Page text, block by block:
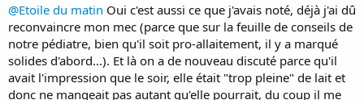
@Etoile du matin Oui c'est aussi ce que j'avais noté, déjà j'ai dû
reconvaincre mon mec (parce que sur la feuille de conseils de
notre pédiatre, bien qu'il soit pro-allaitement, il y a marqué
solides d'abord...). Et là on a de nouveau discuté parce qu'il
avait l'impression que le soir, elle était "trop pleine" de lait et
donc ne mangeait pas autant qu'elle pourrait, du coup il me